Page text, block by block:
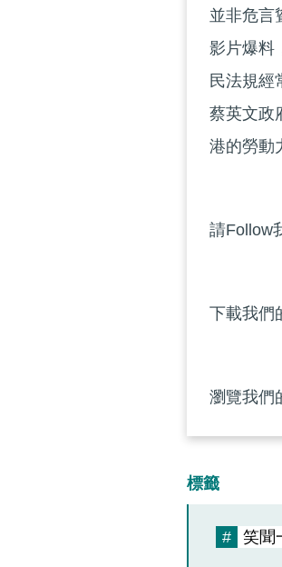
並非危言
影片爆料
民法規經
蔡英文政
港的勞動
請Follow
下載我們
瀏覽我們
標籤
# 笑聞